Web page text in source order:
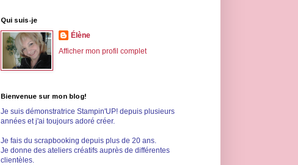
Qui suis-je
Élène
Afficher mon profil complet
Bienvenue sur mon blog!
Je suis démonstratrice Stampin'UP! depuis plusieurs
années et j'ai toujours adoré créer.
Je fais du scrapbooking depuis plus de 20 ans.
Je donne des ateliers créatifs auprès de différentes
clientèles.